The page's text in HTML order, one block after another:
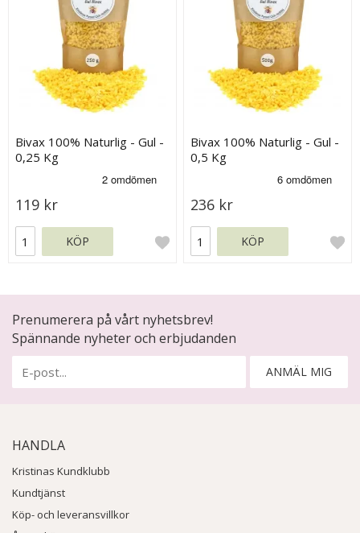
Bivax 100% Naturlig - Gul -
0,25 Kg
119 kr
KÖP
Bivax 100% Naturlig - Gul -
0,5 Kg
236 kr
KÖP
Prenumerera på vårt nyhetsbrev!
Spännande nyheter och erbjudanden
ANMÄL MIG
HANDLA
Kristinas Kundklubb
Kundtjänst
Köp- och leveransvillkor